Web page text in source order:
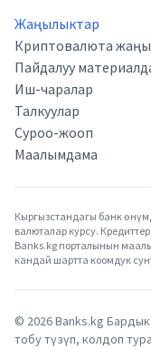
Жаңылыктар
Криптовалюта
Пайдалуу
Иш-чаралар
Талкуулар
Суроо-жооп
Маалымдама
Кыргызстандагы банк
валюталар курсу.
Banks.kg порталынын
кандай шартта коомдук
© 2026Banks.kg
тобу түзүп, колдоп